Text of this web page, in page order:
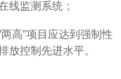
线监测系统；
高”项目应达到强制性
放控制先进水平。